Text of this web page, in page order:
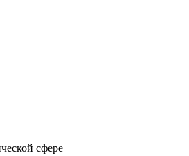
сфере